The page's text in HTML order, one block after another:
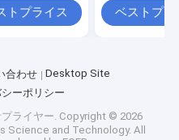
M²
トプライス
Glass
ベストプラ
合わせ
Desktop Site
ーポリシー
ライヤー. Copyright © 2026
Science and Technology. All